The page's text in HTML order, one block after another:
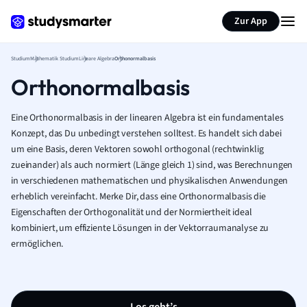
Zur App
StudiumMathematik StudiumLineare AlgebraOrthonormalbasis
Orthonormalbasis
Eine Orthonormalbasis in der linearen Algebra ist ein fundamentales
Konzept, das Du unbedingt verstehen solltest. Es handelt sich dabei
um eine Basis, deren Vektoren sowohl orthogonal (rechtwinklig
zueinander) als auch normiert (Länge gleich 1) sind, was Berechnungen
in verschiedenen mathematischen und physikalischen Anwendungen
erheblich vereinfacht. Merke Dir, dass eine Orthonormalbasis die
Eigenschaften der Orthogonalität und der Normiertheit ideal
kombiniert, um effiziente Lösungen in der Vektorraumanalyse zu
ermöglichen.